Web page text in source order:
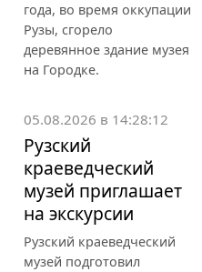
года, во время оккупации
Рузы, сгорело
деревянное здание музея
на Городке.
05.08.2026 в 14:28:12
Рузский
краеведческий
музей приглашает
на экскурсии
Рузский краеведческий
музей подготовил